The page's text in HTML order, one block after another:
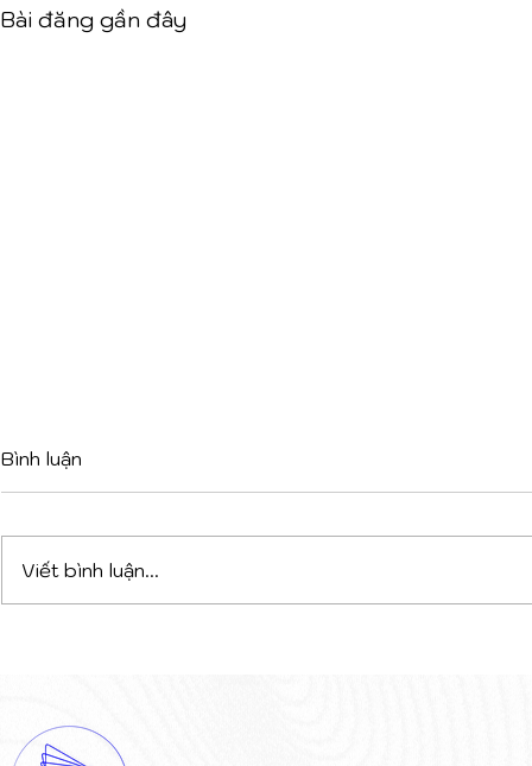
Bài đăng gần đây
KẾT NỐI NGHỆ THUẬT VÀ
KIẾN TRÚC
Bình luận
Viết bình luận...